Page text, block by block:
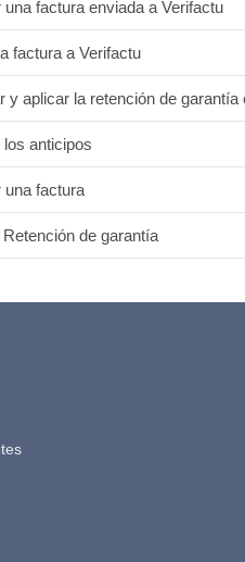
factura enviada a Verifactu
factura a Verifactu
y aplicar la retención de
anticipos
factura
de garantía